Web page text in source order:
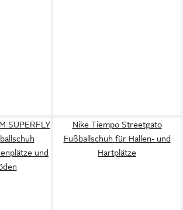
SUPERFLY
und
Nike Tiempo Streetgato
Fußballschuh für Hallen- und
Hartplätze